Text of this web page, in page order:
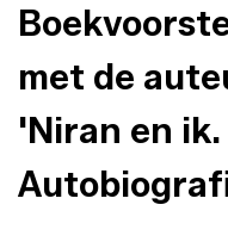
met de
'Niran en ik.